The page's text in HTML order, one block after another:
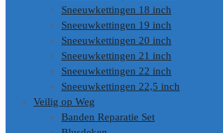
Sneeuwkettingen 18 inch
Sneeuwkettingen 19 inch
Sneeuwkettingen 20 inch
Sneeuwkettingen 21 inch
Sneeuwkettingen 22 inch
Sneeuwkettingen 22,5 inch
Veilig op Weg
Banden Reparatie Set